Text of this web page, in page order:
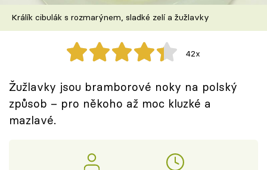
Speciál: Cuketa
Těhotnej kuchař
Přihlášení
Králík cibulák s rozmarýnem, sladké zelí a žužlavky
42x
Žužlavky jsou bramborové noky na polský
způsob – pro někoho až moc kluzké a
mazlavé.